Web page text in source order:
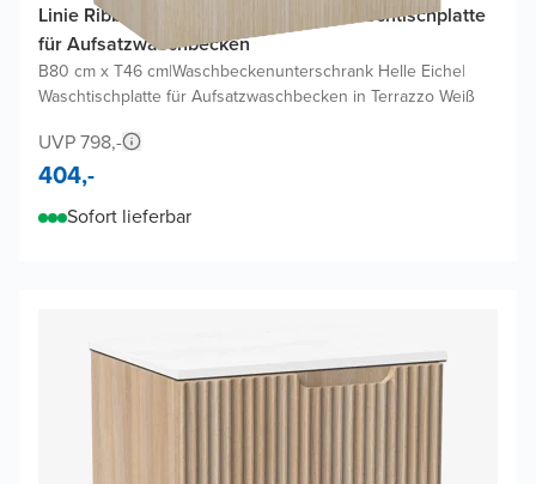
Linie Ribbo Badmöbel Set mit Lado Waschtischplatte
für Aufsatzwaschbecken
B80 cm x T46 cm|Waschbeckenunterschrank Helle Eiche|
Waschtischplatte für Aufsatzwaschbecken in Terrazzo Weiß
UVP 798,-
404,-
Sofort lieferbar